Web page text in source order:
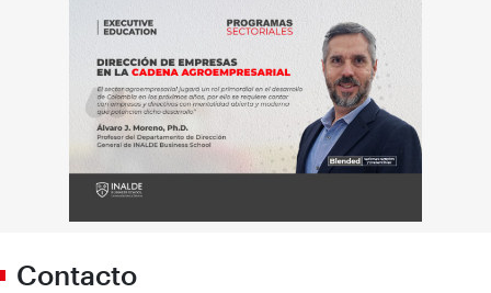
Contacto